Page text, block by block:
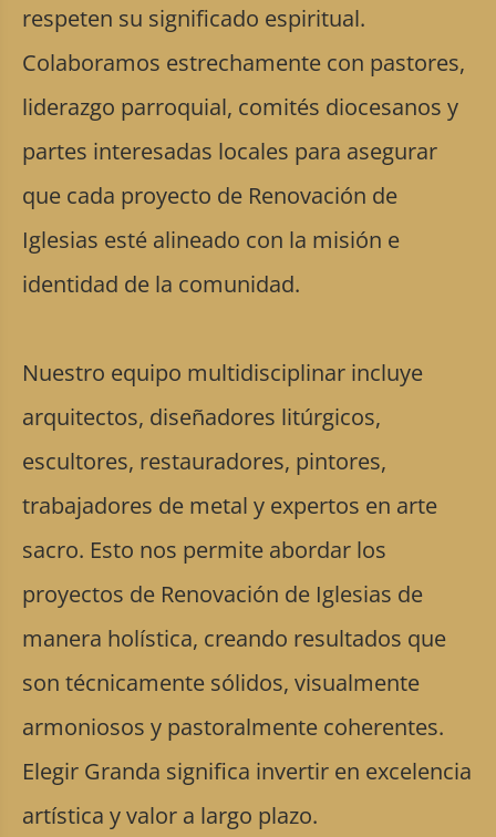
respeten su significado espiritual.
Colaboramos estrechamente con pastores,
liderazgo parroquial, comités diocesanos y
partes interesadas locales para asegurar
que cada proyecto de Renovación de
Iglesias esté alineado con la misión e
identidad de la comunidad.
Nuestro equipo multidisciplinar incluye
arquitectos, diseñadores litúrgicos,
escultores, restauradores, pintores,
trabajadores de metal y expertos en arte
sacro. Esto nos permite abordar los
proyectos de Renovación de Iglesias de
manera holística, creando resultados que
son técnicamente sólidos, visualmente
armoniosos y pastoralmente coherentes.
Elegir Granda significa invertir en excelencia
artística y valor a largo plazo.